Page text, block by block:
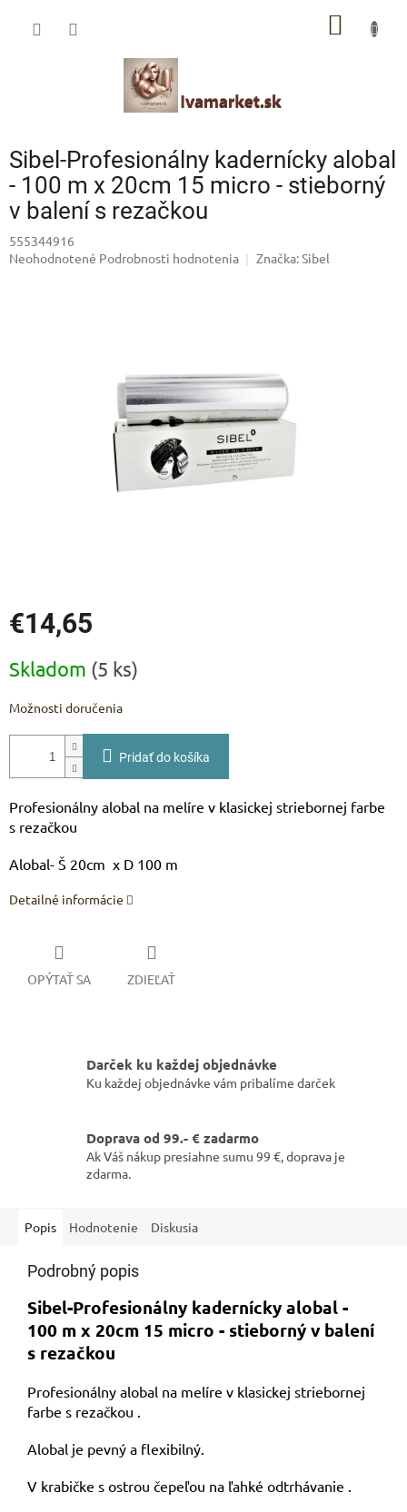
Sibel-Profesionálny kadernícky alobal
- 100 m x 20cm 15 micro - stieborný
v balení s rezačkou
555344916
Priemerné
Neohodnotené Podrobnosti hodnotenia Značka:Sibel
€14,65
cena:
Skladom (5 ks)
Možnosti doručenia
Pridať do košíka
Profesionálny alobal na melíre v klasickej striebornej farbe
s rezačkou
Alobal- Š 20cm x D 100 m
Detailné informácie
OPÝTAŤ SA ZDIEĽAŤ
Darček ku každej objednávke
Ku každej objednávke vám pribalíme darček
Doprava od 99.- € zadarmo
Ak Váš nákup presiahne sumu 99 €, doprava je
zdarma.
Popis Hodnotenie Diskusia
Podrobný popis
Sibel-Profesionálny kadernícky alobal -
100 m x 20cm 15 micro - stieborný v balení
s rezačkou
Profesionálny alobal na melíre v klasickej striebornej
farbe s rezačkou .
Alobal je pevný a flexibilný.
V krabičke s ostrou čepeľou na ľahké odtrhávanie .
IVAMARKET poradca